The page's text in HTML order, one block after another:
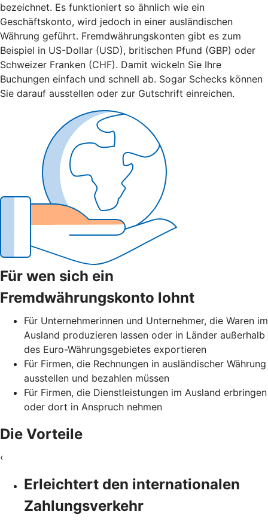
bezeichnet. Es funktioniert so ähnlich wie ein
Geschäftskonto, wird jedoch in einer ausländischen
Währung geführt. Fremdwährungskonten gibt es zum
Beispiel in US-Dollar (USD), britischen Pfund (GBP) oder
Schweizer Franken (CHF). Damit wickeln Sie Ihre
Buchungen einfach und schnell ab. Sogar Schecks können
Sie darauf ausstellen oder zur Gutschrift einreichen.
Für wen sich ein
Fremdwährungskonto lohnt
Für Unternehmerinnen und Unternehmer, die Waren im
Ausland produzieren lassen oder in Länder außerhalb
des Euro-Währungsgebietes exportieren
Für Firmen, die Rechnungen in ausländischer Währung
ausstellen und bezahlen müssen
Für Firmen, die Dienstleistungen im Ausland erbringen
oder dort in Anspruch nehmen
Die Vorteile
‹
Erleichtert den internationalen
Zahlungsverkehr